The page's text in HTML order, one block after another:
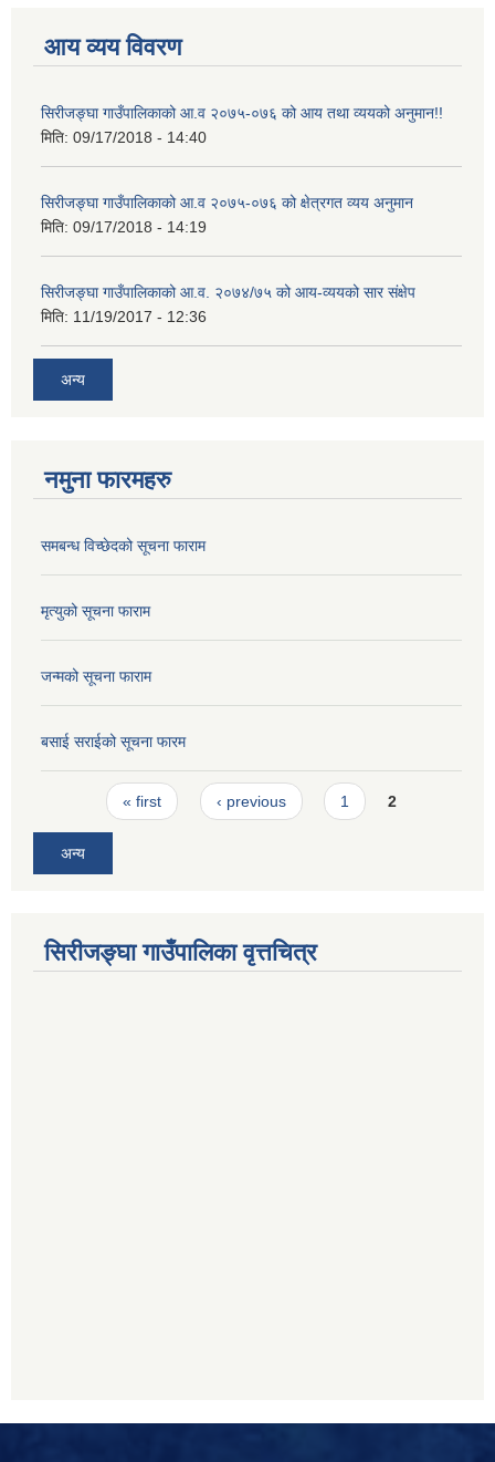
आय व्यय विवरण
सिरीजङ्घा गाउँपालिकाको आ.व २०७५-०७६ को आय तथा व्ययको अनुमान!!
मिति: 09/17/2018 - 14:40
सिरीजङ्घा गाउँपालिकाको आ.व २०७५-०७६ को क्षेत्रगत व्यय अनुमान
मिति: 09/17/2018 - 14:19
सिरीजङ्घा गाउँपालिकाको आ.व. २०७४/७५ को आय-व्ययको सार संक्षेप
मिति: 11/19/2017 - 12:36
अन्य
नमुना फारमहरु
समबन्ध विच्छेदको सूचना फाराम
मृत्युको सूचना फाराम
जन्मको सूचना फाराम
बसाई सराईको सूचना फारम
Pages« first ‹ previous 1 2
अन्य
सिरीजङ्घा गाउँपालिका वृत्तचित्र